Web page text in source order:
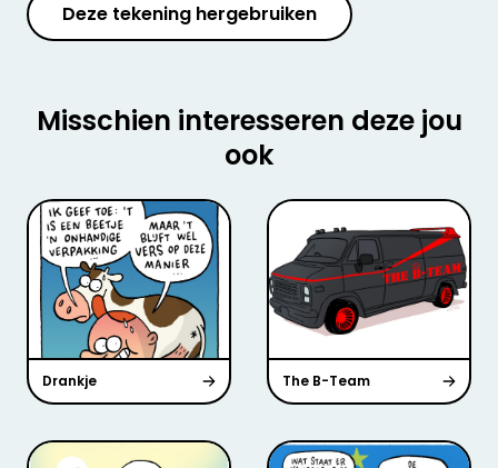
Deze tekening hergebruiken
Misschien interesseren deze jou
ook
Drankje The B-Team